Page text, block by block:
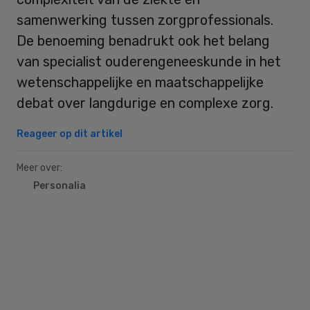
samenwerking tussen zorgprofessionals.
De benoeming benadrukt ook het belang
van specialist ouderengeneeskunde in het
wetenschappelijke en maatschappelijke
debat over langdurige en complexe zorg.
Reageer op dit artikel
Meer over:
Personalia